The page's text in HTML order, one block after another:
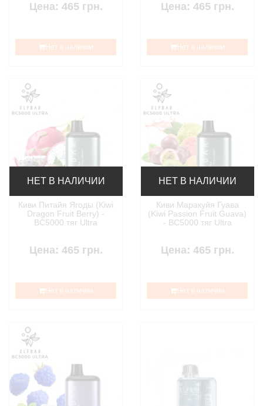
Цена: 465 грн.
Нет в наличии
Цена: 465 грн.
Нет в наличии
НЕТ В НАЛИЧИИ
Киви Питайя Ягоды (Kiwi
Dragon Fruit Berry) -
BC5000 тяг Ultra
Цена: 465 грн.
Нет в наличии
НЕТ В НАЛИЧИИ
Киви Маракуйя Гуава
(Kiwi Passion Fruit Guava)
- BC5000 тяг Ultra
Цена: 465 грн.
Нет в наличии